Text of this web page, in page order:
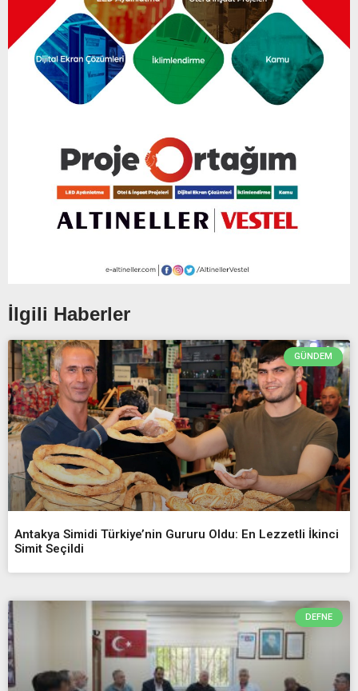
İlgili Haberler
GÜNDEM
Antakya Simidi Türkiye’nin Gururu Oldu: En Lezzetli İkinci
Simit Seçildi
DEFNE